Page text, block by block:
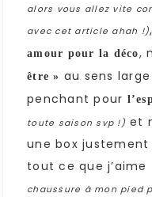
alors vous allez vite
avec cet article ahah !)
amour pour la déco,
être » au sens
penchant pour
toute saison svp !) et
une box
tout ce que j’aime
chaussure à mon pied